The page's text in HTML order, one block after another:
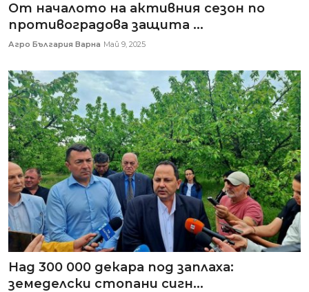
От началото на активния сезон по
противоградова защита ...
Агро България Варна Май 9, 2025
Над 300 000 декара под заплаха:
земеделски стопани сигн...